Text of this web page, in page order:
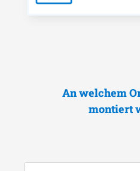
An welchem
montiert